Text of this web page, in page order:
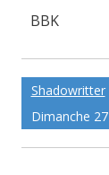
BBK
Shadowritter
Dimanche